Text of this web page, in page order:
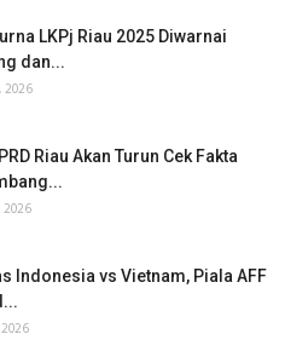
LKPj Riau 2025 Diwarnai
dan...
2026
Riau Akan Turun Cek Fakta
2026
Indonesia vs Vietnam, Piala AFF